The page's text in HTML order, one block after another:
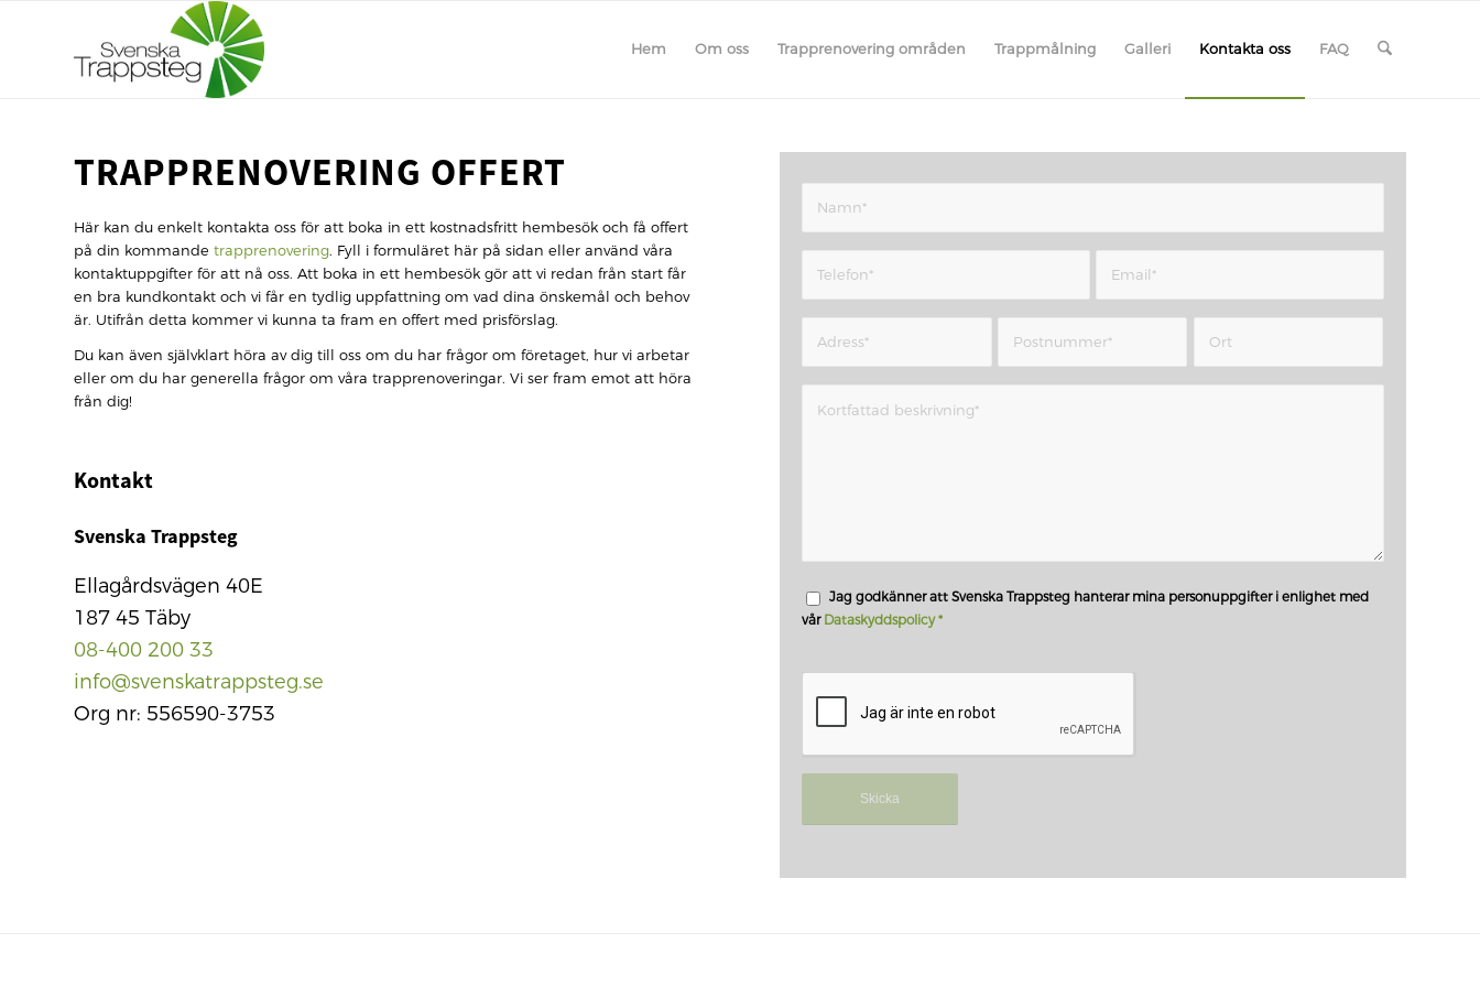
Hem Om oss Trapprenovering områden Trappmålning Galleri Kontakta oss FAQ
TRAPPRENOVERING OFFERT
Här kan du enkelt kontakta oss för att boka in ett kostnadsfritt hembesök och få offert
på din kommande trapprenovering. Fyll i formuläret här på sidan eller använd våra
kontaktuppgifter för att nå oss. Att boka in ett hembesök gör att vi redan från start får
en bra kundkontakt och vi får en tydlig uppfattning om vad dina önskemål och behov
är. Utifrån detta kommer vi kunna ta fram en offert med prisförslag.
Du kan även självklart höra av dig till oss om du har frågor om företaget, hur vi arbetar
eller om du har generella frågor om våra trapprenoveringar. Vi ser fram emot att höra
från dig!
Kontakt
Svenska Trappsteg
Ellagårdsvägen 40E
187 45 Täby
08-400 200 33
info@svenskatrappsteg.se
Org nr: 556590-3753
Jag godkänner att Svenska Trappsteg hanterar mina personuppgifter i enlighet med
vårDataskyddspolicy*